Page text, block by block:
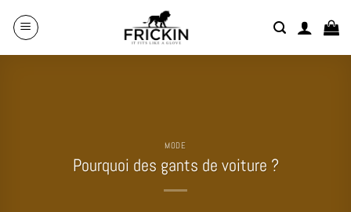
MODE
Pourquoi des gants de voiture ?